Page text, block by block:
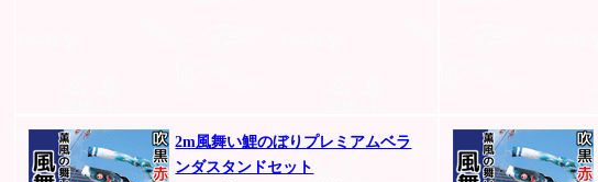
2m風舞い鯉のぼりプレミアムベラ
ンダスタンドセット